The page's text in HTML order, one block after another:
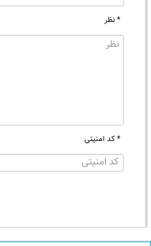
* نظر
* کد امنیتی